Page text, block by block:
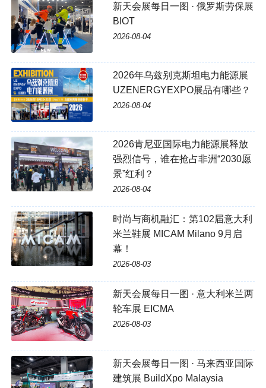
新天会展每日一图 · 俄罗斯劳保展
BIOT
2026-08-04
2026年乌兹别克斯坦电力能源展
UZENERGYEXPO展品有哪些？
2026-08-04
2026肯尼亚国际电力能源展释放
强烈信号，谁在抢占非洲“2030愿
景”红利？
2026-08-04
时尚与商机融汇：第102届意大利
米兰鞋展 MICAM Milano 9月启
幕！
2026-08-03
新天会展每日一图 · 意大利米兰两
轮车展 EICMA
2026-08-03
新天会展每日一图 · 马来西亚国际
建筑展 BuildXpo Malaysia